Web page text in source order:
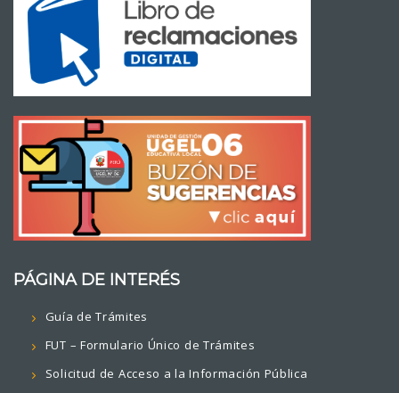
PÁGINA DE INTERÉS
Guía de Trámites
FUT – Formulario Único de Trámites
Solicitud de Acceso a la Información Pública